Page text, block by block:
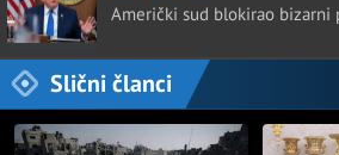
Američki sud blokirao bizarni
Slični članci